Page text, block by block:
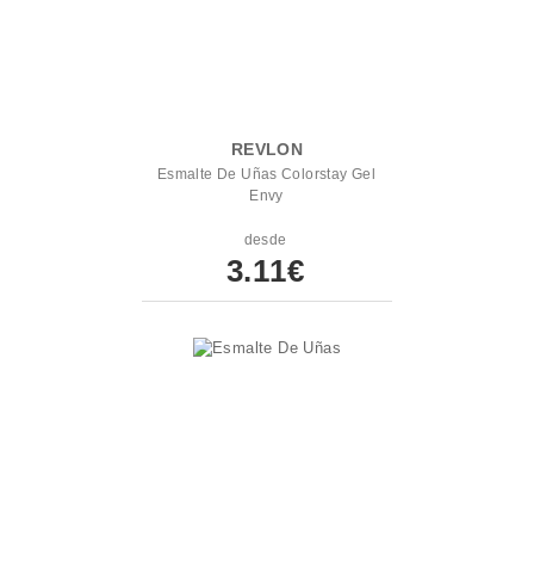
REVLON
Esmalte De Uñas Colorstay Gel
Envy
desde
3.11€